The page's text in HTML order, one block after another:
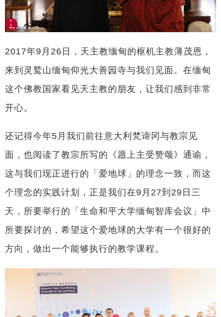
2017年9月26日，天主教缅甸的枢机主教薄茂恩，
来到灵鹫山缅甸仰光大善园寺与我们见面。在缅甸
这个佛教国家看见天主教的朋友，让我们感到非常
开心。
还记得今年5月我们前往意大利梵谛冈与教宗见
面，也阅读了教宗所写的《愿上主受赞颂》通谕，
这与我们现正进行的「爱地球」的理念一致，而这
个理念的实践计划，正是我们在9月27到29日三
天，所要举行的「生命和平大学缅甸智库会议」中
所要探讨的，希望这个爱地球的大学有一个很好的
方向，做出一个能够执行的教学课程。